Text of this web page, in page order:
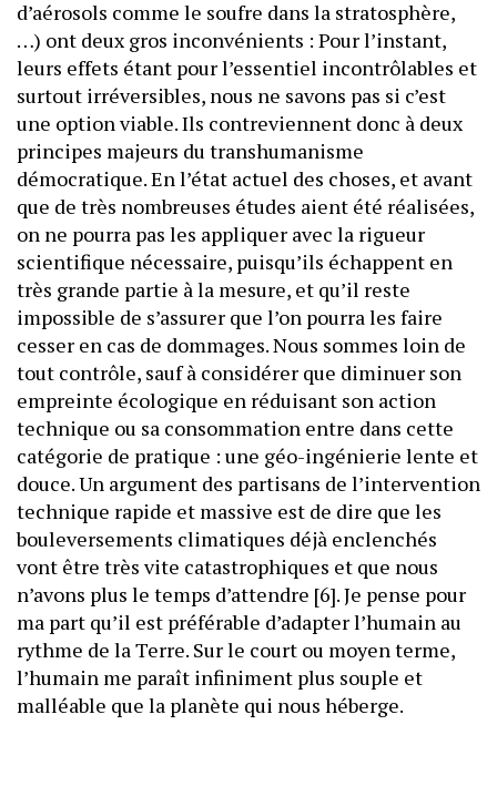
d’aérosols comme le soufre dans la stratosphère,
…) ont deux gros inconvénients : Pour l’instant,
leurs effets étant pour l’essentiel incontrôlables et
surtout irréversibles, nous ne savons pas si c’est
une option viable. Ils contreviennent donc à deux
principes majeurs du transhumanisme
démocratique. En l’état actuel des choses, et avant
que de très nombreuses études aient été réalisées,
on ne pourra pas les appliquer avec la rigueur
scientifique nécessaire, puisqu’ils échappent en
très grande partie à la mesure, et qu’il reste
impossible de s’assurer que l’on pourra les faire
cesser en cas de dommages. Nous sommes loin de
tout contrôle, sauf à considérer que diminuer son
empreinte écologique en réduisant son action
technique ou sa consommation entre dans cette
catégorie de pratique : une géo-ingénierie lente et
douce. Un argument des partisans de l’intervention
technique rapide et massive est de dire que les
bouleversements climatiques déjà enclenchés
vont être très vite catastrophiques et que nous
n’avons plus le temps d’attendre [6]. Je pense pour
ma part qu’il est préférable d’adapter l’humain au
rythme de la Terre. Sur le court ou moyen terme,
l’humain me paraît infiniment plus souple et
malléable que la planète qui nous héberge.